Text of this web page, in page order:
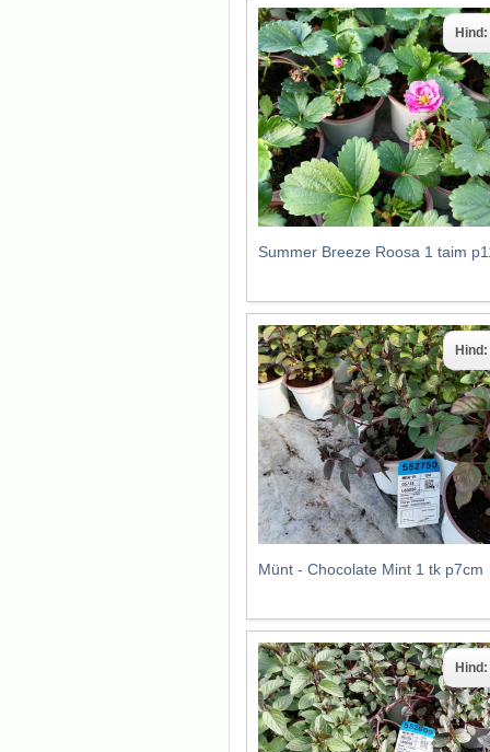
Summer Breeze Roosa 1 taim
Hind:
Münt - Chocolate Mint 1 tk p7cm
Hind:
Hind: